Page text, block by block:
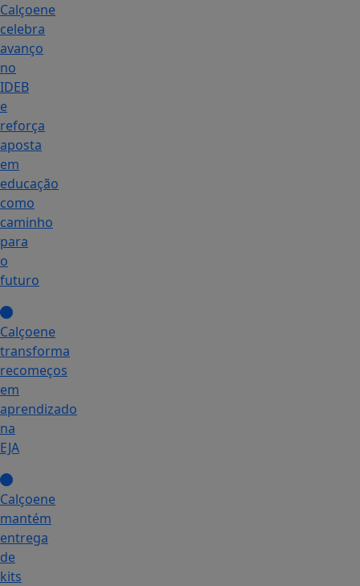
Calçoene
celebra
avanço
no
IDEB
e
reforça
aposta
em
educação
como
caminho
para
o
futuro
Calçoene
transforma
recomeços
em
aprendizado
na
EJA
Calçoene
mantém
entrega
de
kits